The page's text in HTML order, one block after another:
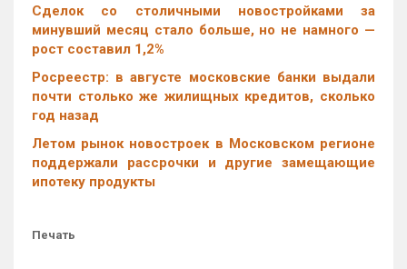
Cделок со столичными новостройками за
минувший месяц стало больше, но не намного —
рост составил 1,2%
Росреестр: в августе московские банки выдали
почти столько же жилищных кредитов, сколько
год назад
Летом рынок новостроек в Московском регионе
поддержали рассрочки и другие замещающие
ипотеку продукты
Печать